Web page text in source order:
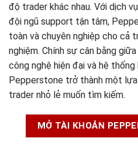
độ trader khác nhau. Với dịch
đội ngũ support tận tâm,
toàn và chuyên nghiệp cho cả
nghiệm. Chính sự cân bằng
công nghệ hiện đại và hệ
Pepperstone trở thành một
trader nhỏ lẻ muốn tìm kiếm.
MỞ TÀI KHOẢN